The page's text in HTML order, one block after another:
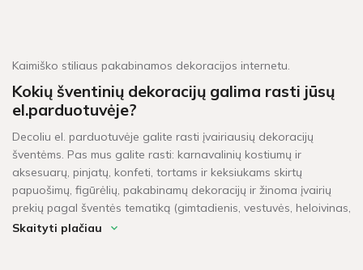
Kaimiško stiliaus pakabinamos dekoracijos internetu.
Kokių šventinių dekoracijų galima rasti jūsų
el.parduotuvėje?
Decoliu el. parduotuvėje galite rasti įvairiausių dekoracijų
šventėms. Pas mus galite rasti: karnavalinių kostiumų ir
aksesuarų, pinjatų, konfeti, tortams ir keksiukams skirtų
papuošimų, figūrėlių, pakabinamų dekoracijų ir žinoma įvairių
prekių pagal šventės tematiką (gimtadienis, vestuvės, heloivinas,
kalėdos, krikštynos, mergvakaris, „baby shower" ir t.t.).
Skaityti plačiau